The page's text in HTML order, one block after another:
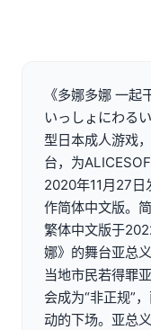
《多娜多娜 一
いっしょにわる
型日本成人游戏
台，为
2020年11月27日
作简体中文版。
繁体中文版于
娜》的舞台亚总
当地市民若得罪
会成为“非正规”
动的下场。亚总